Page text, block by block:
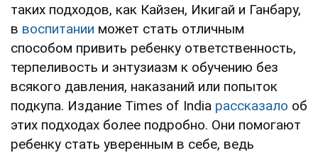
таких подходов, как Кайзен, Икигай и Ганбару,
в воспитании может стать отличным
способом привить ребенку ответственность,
терпеливость и энтузиазм к обучению без
всякого давления, наказаний или попыток
подкупа. Издание Times of India рассказало об
этих подходах более подробно. Они помогают
ребенку стать уверенным в себе, ведь